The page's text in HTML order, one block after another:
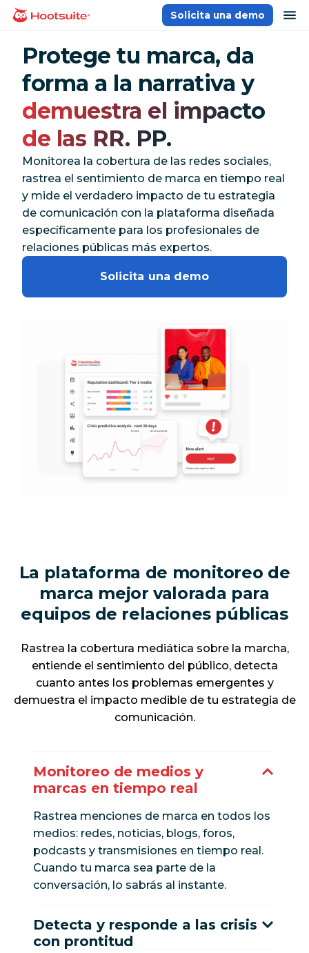
Saltar
Página principal
Solicita una demo
Protege tu marca, da
forma a la narrativa y
demuestra el impacto
de las RR. PP.
Monitorea la cobertura de las redes sociales,
rastrea el sentimiento de marca en tiempo real
y mide el verdadero impacto de tu estrategia
de comunicación con la plataforma diseñada
específicamente para los profesionales de
relaciones públicas más expertos.
Solicita una demo
La plataforma de monitoreo de
marca mejor valorada para
equipos de relaciones públicas
Rastrea la cobertura mediática sobre la marcha,
entiende el sentimiento del público, detecta
cuanto antes los problemas emergentes y
demuestra el impacto medible de tu estrategia de
comunicación.
Monitoreo de medios y
marcas en tiempo real
Rastrea menciones de marca en todos los
medios: redes, noticias, blogs, foros,
podcasts y transmisiones en tiempo real.
Cuando tu marca sea parte de la
conversación, lo sabrás al instante.
Detecta y responde a las crisis
con prontitud